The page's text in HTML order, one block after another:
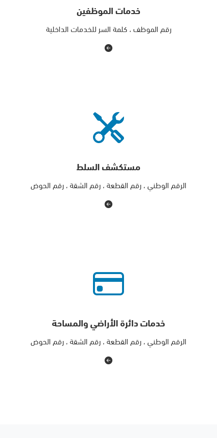
خدمات الموظفين
رقم الموظف ، كلمة السر للخدمات الداخلية
مستكشف السلط
الرقم الوطني ، رقم القطعة ، رقم الشقة ، رقم الحوض
خدمات دائرة الأراضي والمساحة
الرقم الوطني ، رقم القطعة ، رقم الشقة ، رقم الحوض